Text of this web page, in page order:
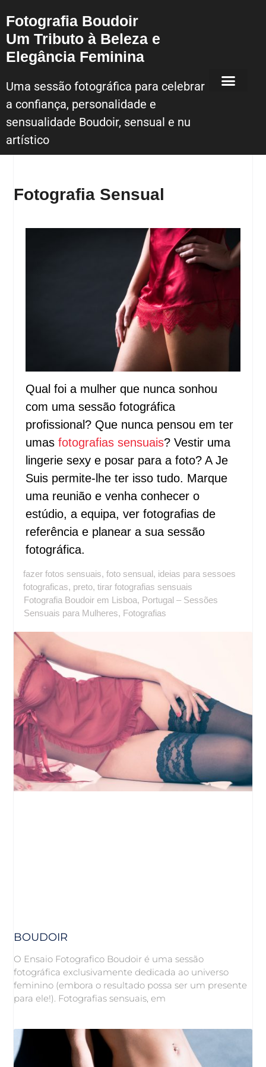
Fotografia Boudoir
Um Tributo à Beleza e
Elegância Feminina
Uma sessão fotográfica para celebrar
a confiança, personalidade e
sensualidade Boudoir, sensual e nu
artístico
Fotografia Sensual
Qual foi a mulher que nunca sonhou
com uma sessão fotográfica
profissional? Que nunca pensou em ter
umasfotografias sensuais? Vestir uma
lingerie sexy e posar para a foto? A Je
Suis permite-lhe ter isso tudo. Marque
uma reunião e venha conhecer o
estúdio, a equipa, ver fotografias de
referência e planear a sua sessão
fotográfica.
fazer fotos sensuais,foto sensual, ideias para sessoes
fotograficas, preto,tirar fotografias sensuais
Fotografia Boudoir em Lisboa, Portugal – Sessões
Sensuais para Mulheres, Fotografias
BOUDOIR
O Ensaio Fotografico Boudoir é uma sessão
fotográfica exclusivamente dedicada ao universo
feminino (embora o resultado possa ser um presente
para ele!). Fotografias sensuais, em